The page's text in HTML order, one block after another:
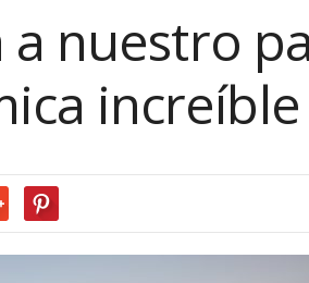
a nuestro
increíble